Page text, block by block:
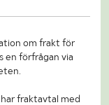
om frakt för
en förfrågan via
har fraktavtal med